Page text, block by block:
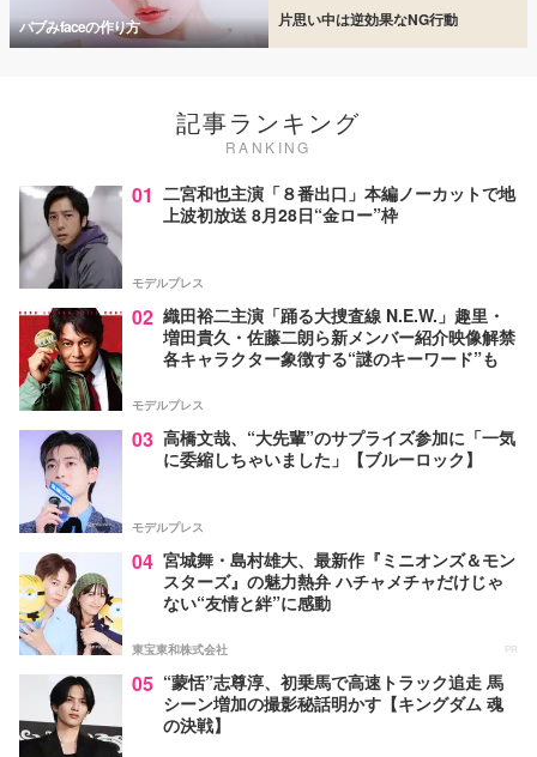
バブみfaceの作り方 片思い中は逆効果なNG行動
記事ランキング
RANKING
01 二宮和也主演「８番出口」本編ノーカットで地
上波初放送 8月28日“金ロー”枠
モデルプレス
02 織田裕二主演「踊る大捜査線 N.E.W.」趣里・
増田貴久・佐藤二朗ら新メンバー紹介映像解禁
各キャラクター象徴する“謎のキーワード”も
モデルプレス
03 高橋文哉、“大先輩”のサプライズ参加に「一気
に委縮しちゃいました」【ブルーロック】
モデルプレス
04 宮城舞・島村雄大、最新作『ミニオンズ＆モン
スターズ』の魅力熱弁 ハチャメチャだけじゃ
ない“友情と絆”に感動
東宝東和株式会社 PR
05 “蒙恬”志尊淳、初乗馬で高速トラック追走 馬
シーン増加の撮影秘話明かす【キングダム 魂
の決戦】